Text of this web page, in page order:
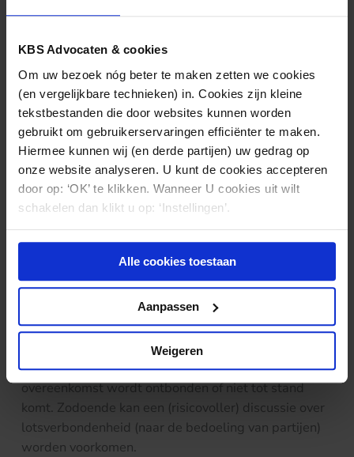
KBS Advocaten & cookies
Om uw bezoek nóg beter te maken zetten we cookies
(en vergelijkbare technieken) in. Cookies zijn kleine
tekstbestanden die door websites kunnen worden
gebruikt om gebruikerservaringen efficiënter te maken.
Hiermee kunnen wij (en derde partijen) uw gedrag op
onze website analyseren. U kunt de cookies accepteren
door op: ‘OK’ te klikken. Wanneer U cookies uit wilt
schakelen dan klikt u op: ‘Instellingen’.
Alle cookies toestaan
Aanpassen
Weigeren
en deed de leveringsverplichting vervallen, nu de
die overeenkomst kan beroepen.
Advies
De zorginstelling in kwestie ontkwam in dit geval
aan haar leveringsverplichting doordat een nauwe
samenhang tussen beide overeenkomsten werd
aangenomen. Geen onbegrijpelijke uitkomst, gelet
op de hiervoor geschetste gang van zaken. De
overeenkomsten kan echter ook gericht(er) worden
ondervangen, namelijk door het gebruik van
ontbindende en/of opschortende voorwaarden. Met
dit soort voorwaarden kan worden bedongen onder
welke omstandigheden een overeenkomst alsnog
eindigt of niet ingaat, bijv. als een andere
overeenkomst wordt ontbonden of niet tot stand
komt. Zodoende kan een (risicovoller) discussie over
lotsverbondenheid (naar de bedoeling van partijen)
worden voorkomen.